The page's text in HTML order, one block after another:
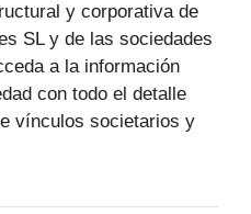
y corporativa de
SL y de las sociedades
a la información
con todo el detalle
vínculos societarios y